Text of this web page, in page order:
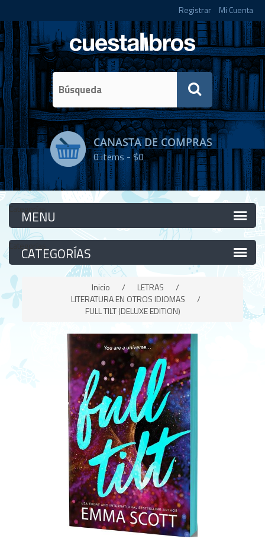
Registrar Mi Cuenta
CANASTA DE COMPRAS
0items -$0
Categorías
Categorías
Inicio / LETRAS
/
LITERATURA EN OTROS IDIOMAS
/
FULL TILT (DELUXE EDITION)